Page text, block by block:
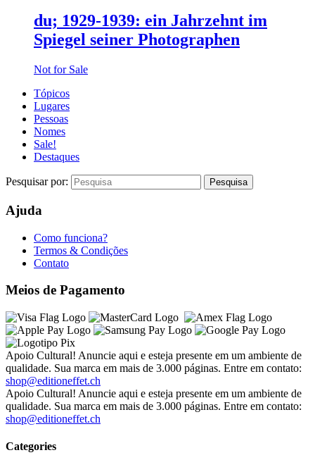
du; 1929-1939: ein Jahrzehnt im
Spiegel seiner Photographen
Not for Sale
Tópicos
Lugares
Pessoas
Nomes
Sale!
Destaques
Pesquisar por:
Ajuda
Como funciona?
Termos & Condições
Contato
Meios de Pagamento
Apoio Cultural! Anuncie aqui e esteja presente em um ambiente de
qualidade. Sua marca em mais de 3.000 páginas. Entre em contato:
shop@editioneffet.ch
Apoio Cultural! Anuncie aqui e esteja presente em um ambiente de
qualidade. Sua marca em mais de 3.000 páginas. Entre em contato:
shop@editioneffet.ch
Categories